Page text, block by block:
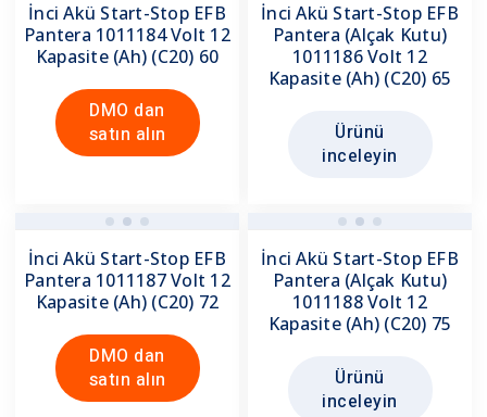
İnci Akü Start-Stop EFB
Pantera 1011184 Volt 12
Kapasite (Ah) (C20) 60
DMO dan
satın alın
İnci Akü Start-Stop EFB
Pantera (Alçak Kutu)
1011186 Volt 12
Kapasite (Ah) (C20) 65
Ürünü
inceleyin
İnci Akü Start-Stop EFB
Pantera 1011187 Volt 12
Kapasite (Ah) (C20) 72
DMO dan
satın alın
İnci Akü Start-Stop EFB
Pantera (Alçak Kutu)
1011188 Volt 12
Kapasite (Ah) (C20) 75
Ürünü
inceleyin